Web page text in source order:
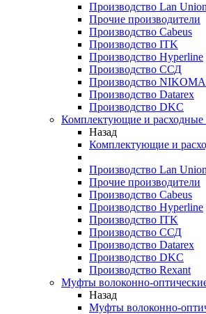
Производство Lan Union
Прочие производители
Производство Cabeus
Производство ITK
Производство Hyperline
Производство ССД
Производство
Производство Datarex
Производство DKC
Комплектующие и
Назад
Комплектующие и
Производство Lan Union
Прочие производители
Производство Cabeus
Производство Hyperline
Производство ITK
Производство ССД
Производство Datarex
Производство DKC
Производство Rexant
Муфты волоконно-
Назад
Муфты волоконно-